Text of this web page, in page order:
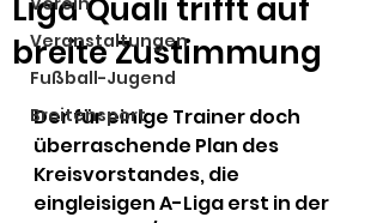
Veranstaltungen
Fußball-Jugend
Breitensport
Liga Quali trifft auf
breite Zustimmung
Der für einige Trainer doch
überraschende Plan des
Kreisvorstandes, die
eingleisigen A-Liga erst in der